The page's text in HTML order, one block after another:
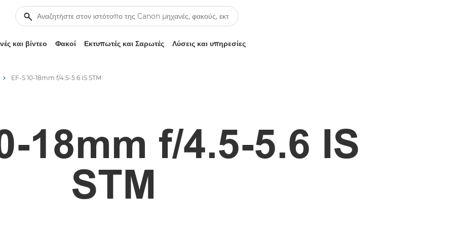
και βίντεο Φακοί Εκτυπωτές και Σαρωτές Λύσεις και υπηρεσίες
EF-S 10-18mm f/4.5-5.6 IS STM
18mm f/4.5-5.6 IS
STM